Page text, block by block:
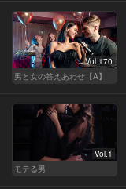
Vol.170
男と女の答えあわせ【A】
Vol.1
モテる男